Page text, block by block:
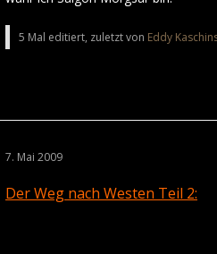
5 Mal editiert, zuletzt von Eddy
7. Mai 2009
Der Weg nach Westen Teil 2: